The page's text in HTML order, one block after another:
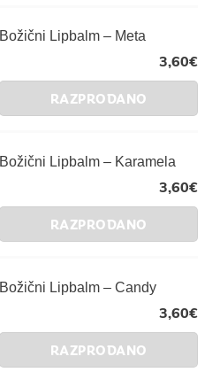
Božični Lipbalm – Meta
3,60€
RAZPRODANO
Božični Lipbalm – Karamela
3,60€
RAZPRODANO
Božični Lipbalm – Candy
3,60€
RAZPRODANO